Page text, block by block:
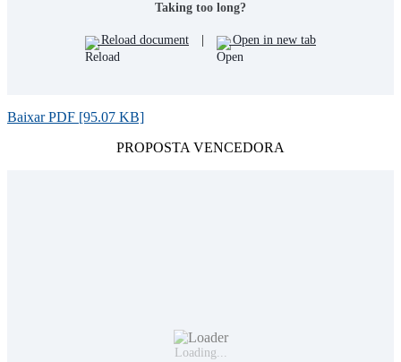
Taking too long?
Reload document Open in new tab
Baixar PDF [95.07 KB]
PROPOSTA VENCEDORA
Loading...